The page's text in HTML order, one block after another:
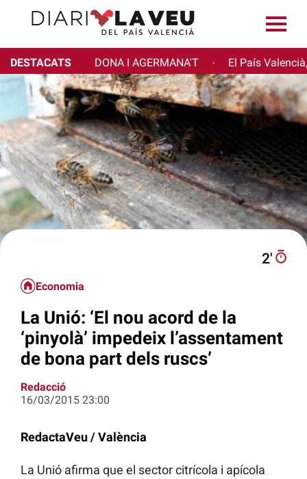
DESTACATS DONA I AGERMANA'T · El País
2′
Economia
La Unió: ‘El nou acord de la
‘pinyolà’ impedeix l’assentament
de bona part dels ruscs’
Redacció
16/03/2015 23:00
RedactaVeu / València
La Unió afirma que el sector citrícola i apícola